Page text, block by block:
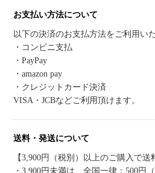
お支払い方法について
以下の決済のお支払方法をご利用い
・コンビニ支払
・PayPay
・amazon pay
・クレジットカード決済
VISA・JCBなどご利用頂けます。
送料・発送について
【3,900円（税別）以上のご購入で送
・3,900円未満は、全国一律：500円